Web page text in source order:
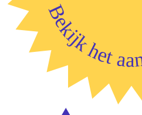
Bekijk het